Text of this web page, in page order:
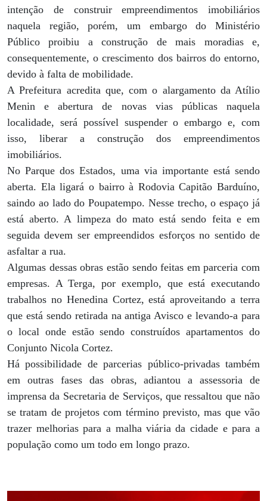
intenção de construir empreendimentos imobiliários
naquela região, porém, um embargo do Ministério
Público proibiu a construção de mais moradias e,
consequentemente, o crescimento dos bairros do entorno,
devido à falta de mobilidade.
A Prefeitura acredita que, com o alargamento da Atílio
Menin e abertura de novas vias públicas naquela
localidade, será possível suspender o embargo e, com
isso, liberar a construção dos empreendimentos
imobiliários.
No Parque dos Estados, uma via importante está sendo
aberta. Ela ligará o bairro à Rodovia Capitão Barduíno,
saindo ao lado do Poupatempo. Nesse trecho, o espaço já
está aberto. A limpeza do mato está sendo feita e em
seguida devem ser empreendidos esforços no sentido de
asfaltar a rua.
Algumas dessas obras estão sendo feitas em parceria com
empresas. A Terga, por exemplo, que está executando
trabalhos no Henedina Cortez, está aproveitando a terra
que está sendo retirada na antiga Avisco e levando-a para
o local onde estão sendo construídos apartamentos do
Conjunto Nicola Cortez.
Há possibilidade de parcerias público-privadas também
em outras fases das obras, adiantou a assessoria de
imprensa da Secretaria de Serviços, que ressaltou que não
se tratam de projetos com término previsto, mas que vão
trazer melhorias para a malha viária da cidade e para a
população como um todo em longo prazo.